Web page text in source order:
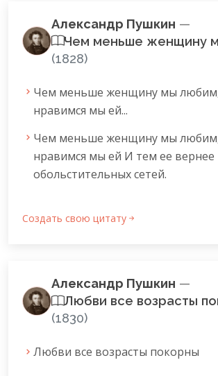
Александр Пушкин —
Чем меньше женщину
(1828)
Чем меньше женщину мы любим,
нравимся мы ей...
Чем меньше женщину мы любим,
нравимся мы ей И тем ее вернее
обольстительных сетей.
Создать свою цитату
Александр Пушкин —
Любви все возрасты
(1830)
Любви все возрасты покорны